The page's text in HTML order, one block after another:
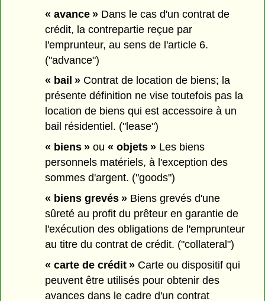
« avance » Dans le cas d'un contrat de
crédit, la contrepartie reçue par
l'emprunteur, au sens de l'article 6.
("advance")
« bail » Contrat de location de biens; la
présente définition ne vise toutefois pas la
location de biens qui est accessoire à un
bail résidentiel. ("lease")
« biens » ou« objets » Les biens
personnels matériels, à l'exception des
sommes d'argent. ("goods")
« biens grevés » Biens grevés d'une
sûreté au profit du prêteur en garantie de
l'exécution des obligations de l'emprunteur
au titre du contrat de crédit. ("collateral")
« carte de crédit » Carte ou dispositif qui
peuvent être utilisés pour obtenir des
avances dans le cadre d'un contrat